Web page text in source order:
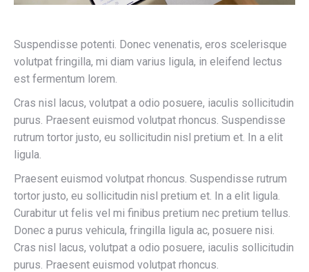
Suspendisse potenti. Donec venenatis, eros scelerisque
volutpat fringilla, mi diam varius ligula, in eleifend lectus
est fermentum lorem.
Cras nisl lacus, volutpat a odio posuere, iaculis sollicitudin
purus. Praesent euismod volutpat rhoncus. Suspendisse
rutrum tortor justo, eu sollicitudin nisl pretium et. In a elit
ligula.
Praesent euismod volutpat rhoncus. Suspendisse rutrum
tortor justo, eu sollicitudin nisl pretium et. In a elit ligula.
Curabitur ut felis vel mi finibus pretium nec pretium tellus.
Donec a purus vehicula, fringilla ligula ac, posuere nisi.
Cras nisl lacus, volutpat a odio posuere, iaculis sollicitudin
purus. Praesent euismod volutpat rhoncus.